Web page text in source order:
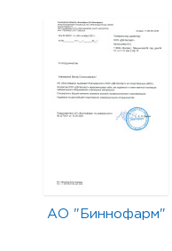
АО "Биннофарм"